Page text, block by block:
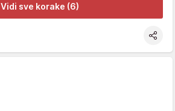
Vidi sve korake (6)